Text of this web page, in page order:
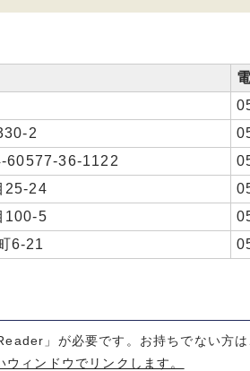
2
60577-36-1122
25-24
100-5
6-21
」が必要です。お持ちでない方
ィンドウでリンクします。